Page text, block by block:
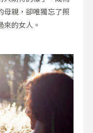
母親，卻唯獨忘了照
的女人。